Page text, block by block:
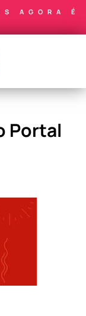
AGORA É
Portal